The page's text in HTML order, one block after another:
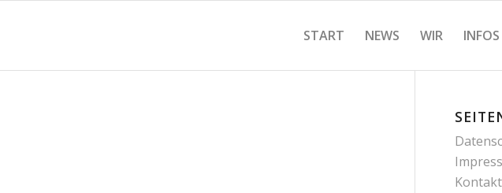
START NEWS WIR INFOS
Kontakt